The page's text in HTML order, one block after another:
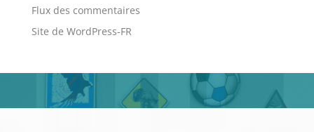
Flux des commentaires
Site de WordPress-FR